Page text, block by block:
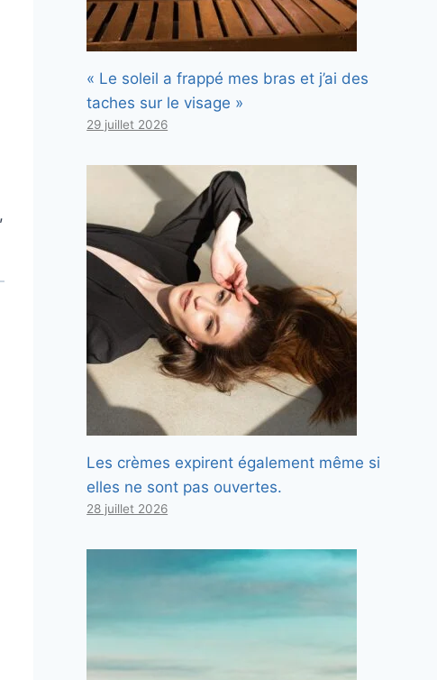
,
« Le soleil a frappé mes bras et j’ai des
taches sur le visage »
29 juillet 2026
Les crèmes expirent également même si
elles ne sont pas ouvertes.
28 juillet 2026